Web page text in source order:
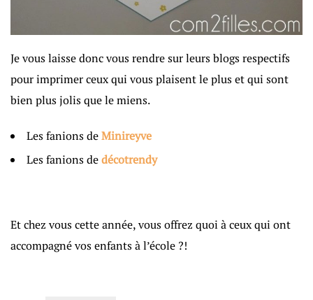
Je vous laisse donc vous rendre sur leurs blogs respectifs
pour imprimer ceux qui vous plaisent le plus et qui sont
bien plus jolis que le miens.
Les fanions deMinireyve
Les fanions dedécotrendy
Et chez vous cette année, vous offrez quoi à ceux qui ont
accompagné vos enfants à l’école ?!